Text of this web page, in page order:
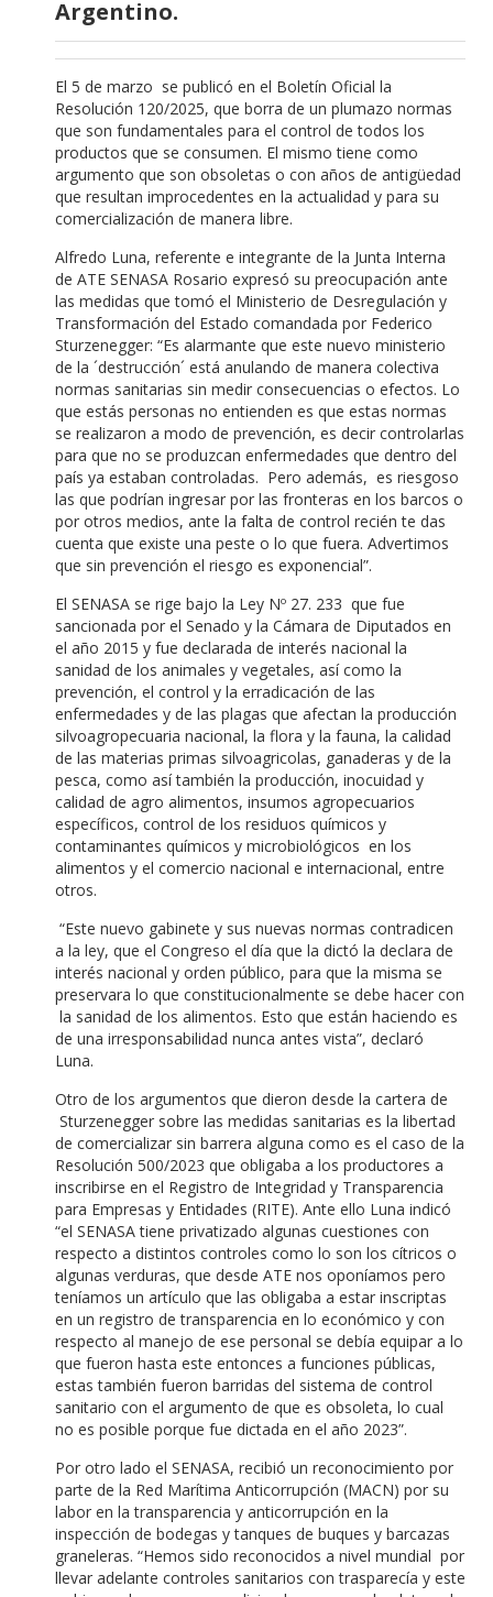
Argentino.
El 5 de marzo se publicó en el Boletín Oficial la
Resolución 120/2025, que borra de un plumazo normas
que son fundamentales para el control de todos los
productos que se consumen. El mismo tiene como
argumento que son obsoletas o con años de antigüedad
que resultan improcedentes en la actualidad y para su
comercialización de manera libre.
Alfredo Luna, referente e integrante de la Junta Interna
de ATE SENASA Rosario expresó su preocupación ante
las medidas que tomó el Ministerio de Desregulación y
Transformación del Estado comandada por Federico
Sturzenegger: “Es alarmante que este nuevo ministerio
de la ´destrucción´ está anulando de manera colectiva
normas sanitarias sin medir consecuencias o efectos. Lo
que estás personas no entienden es que estas normas
se realizaron a modo de prevención, es decir controlarlas
para que no se produzcan enfermedades que dentro del
país ya estaban controladas. Pero además, es riesgoso
las que podrían ingresar por las fronteras en los barcos o
por otros medios, ante la falta de control recién te das
cuenta que existe una peste o lo que fuera. Advertimos
que sin prevención el riesgo es exponencial”.
El SENASA se rige bajo la Ley Nº 27. 233 que fue
sancionada por el Senado y la Cámara de Diputados en
el año 2015 y fue declarada de interés nacional la
sanidad de los animales y vegetales, así como la
prevención, el control y la erradicación de las
enfermedades y de las plagas que afectan la producción
silvoagropecuaria nacional, la flora y la fauna, la calidad
de las materias primas silvoagricolas, ganaderas y de la
pesca, como así también la producción, inocuidad y
calidad de agro alimentos, insumos agropecuarios
específicos, control de los residuos químicos y
contaminantes químicos y microbiológicos en los
alimentos y el comercio nacional e internacional, entre
otros.
“Este nuevo gabinete y sus nuevas normas contradicen
a la ley, que el Congreso el día que la dictó la declara de
interés nacional y orden público, para que la misma se
preservara lo que constitucionalmente se debe hacer con
la sanidad de los alimentos. Esto que están haciendo es
de una irresponsabilidad nunca antes vista”, declaró
Luna.
Otro de los argumentos que dieron desde la cartera de
Sturzenegger sobre las medidas sanitarias es la libertad
de comercializar sin barrera alguna como es el caso de la
Resolución 500/2023 que obligaba a los productores a
inscribirse en el Registro de Integridad y Transparencia
para Empresas y Entidades (RITE). Ante ello Luna indicó
“el SENASA tiene privatizado algunas cuestiones con
respecto a distintos controles como lo son los cítricos o
algunas verduras, que desde ATE nos oponíamos pero
teníamos un artículo que las obligaba a estar inscriptas
en un registro de transparencia en lo económico y con
respecto al manejo de ese personal se debía equipar a lo
que fueron hasta este entonces a funciones públicas,
estas también fueron barridas del sistema de control
sanitario con el argumento de que es obsoleta, lo cual
no es posible porque fue dictada en el año 2023”.
Por otro lado el SENASA, recibió un reconocimiento por
parte de la Red Marítima Anticorrupción (MACN) por su
labor en la transparencia y anticorrupción en la
inspección de bodegas y tanques de buques y barcazas
graneleras. “Hemos sido reconocidos a nivel mundial por
llevar adelante controles sanitarios con trasparecía y este